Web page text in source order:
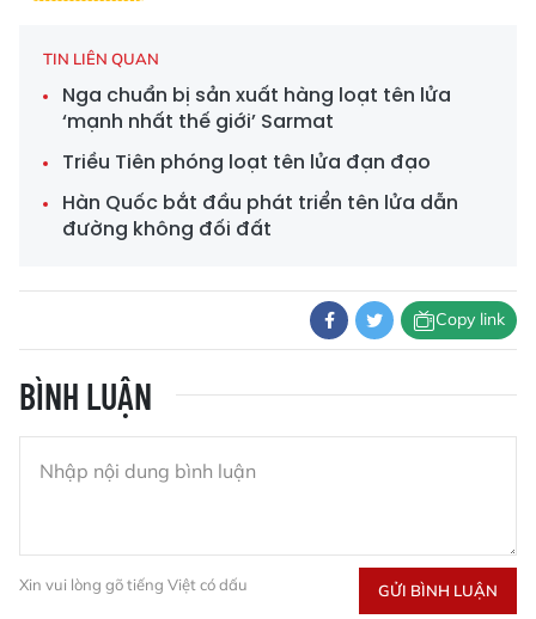
TIN LIÊN QUAN
Nga chuẩn bị sản xuất hàng loạt tên lửa
‘mạnh nhất thế giới’ Sarmat
Triều Tiên phóng loạt tên lửa đạn đạo
Hàn Quốc bắt đầu phát triển tên lửa dẫn
đường không đối đất
Copy link
BÌNH LUẬN
Xin vui lòng gõ tiếng Việt có dấu GỬI BÌNH LUẬN